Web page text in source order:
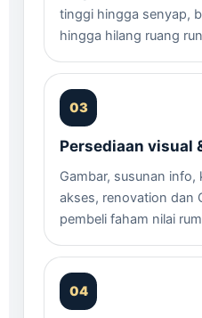
tinggi hingga senyap,
hingga hilang ruang
Persediaan visual
Gambar, susunan info,
akses, renovation dan
pembeli faham nilai